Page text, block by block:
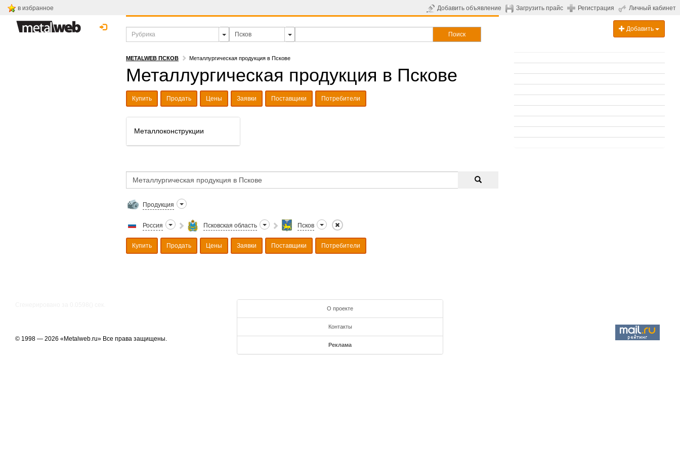
в избранное Добавить объявление Загрузить прайс Регистрация Личный кабинет
Поиск
Добавить
METALWEB ПСКОВ Металлургическая продукция в Пскове
Металлургическая продукция в Пскове
Купить Продать Цены Заявки Поставщики Потребители
Металлоконструкции
Продукция
Россия Псковская область Псков
Купить Продать Цены Заявки Поставщики Потребители
© 1998 — 2026 «Metalweb.ru» Все права защищены.
О проекте
Контакты
Реклама